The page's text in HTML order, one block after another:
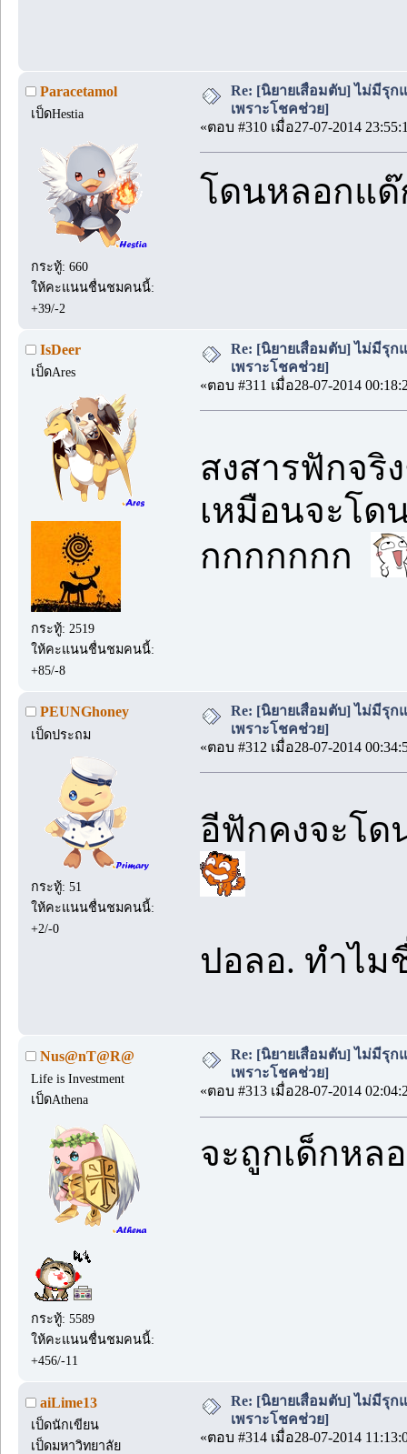
Paracetamol
เป็ดHestia
กระทู้: 660
ให้คะแนนชื่นชมคนนี้:
+39/-2
Re: [นิยายเสื่อมตับ] ไม่มีรุก
เพราะโชคช่วย]
«ตอบ #310 เมื่อ27-07-2014
โดนหลอกแ
IsDeer
เป็ดAres
กระทู้: 2519
ให้คะแนนชื่นชมคนนี้:
+85/-8
Re: [นิยายเสื่อมตับ] ไม่มีรุก
เพราะโชคช่วย]
«ตอบ #311 เมื่อ28-07-2014
สงสารฟักจริ
เหมือนจะโด
กกกกกกก
PEUNGhoney
เป็ดประถม
กระทู้: 51
ให้คะแนนชื่นชมคนนี้:
+2/-0
Re: [นิยายเสื่อมตับ] ไม่มีรุก
เพราะโชคช่วย]
«ตอบ #312 เมื่อ28-07-2014
อีฟักคงจะโด
ปอลอ. ทำไม
Nus@nT@R@
Life is Investment
เป็ดAthena
กระทู้: 5589
ให้คะแนนชื่นชมคนนี้:
+456/-11
Re: [นิยายเสื่อมตับ] ไม่มีรุก
เพราะโชคช่วย]
«ตอบ #313 เมื่อ28-07-2014
จะถูกเด็กหล
aiLime13
เป็ดนักเขียน
เป็ดมหาวิทยาลัย
Re: [นิยายเสื่อมตับ] ไม่มีรุก
เพราะโชคช่วย]
«ตอบ #314 เมื่อ28-07-2014